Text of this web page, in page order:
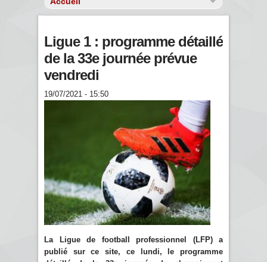
Ligue 1 : programme détaillé
de la 33e journée prévue
vendredi
19/07/2021 - 15:50
La Ligue de football professionnel (LFP) a
publié sur ce site, ce lundi, le programme